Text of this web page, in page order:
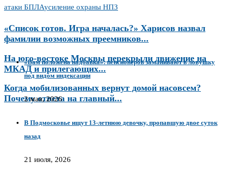
атаки БПЛАусиление охраны НПЗ
«Список готов. Игра началась?» Харисов назвал
фамилии возможных преемников...
На юго-востоке Москвы перекрыли движение на
МКАД и прилегающих...
Когда мобилизованных вернут домой насовсем?
Почему ответа на главный...
«Вам положена надбавка»: пенсионеров заманивают в ловушку
под видом индексации
2 мая, 2026
В Подмосковье ищут 13-летнюю девочку, пропавшую двое суток
назад
21 июля, 2026